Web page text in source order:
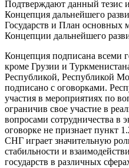
Подтверждают данный тезис
Концепция дальнейшего
Государств и План основных
Концепции дальнейшего
Концепция подписана всеми
кроме Грузии и
Республикой, Республикой
подписано с оговорками.
участия в мероприятиях по
ограничив свое участие в
вопросами сотрудничества в
оговорке не признает пункт
СНГ играет значительную
стабильности и
государств в различных